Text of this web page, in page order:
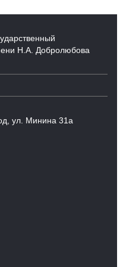
Н.А. Добролюбова
ул. Минина 31а